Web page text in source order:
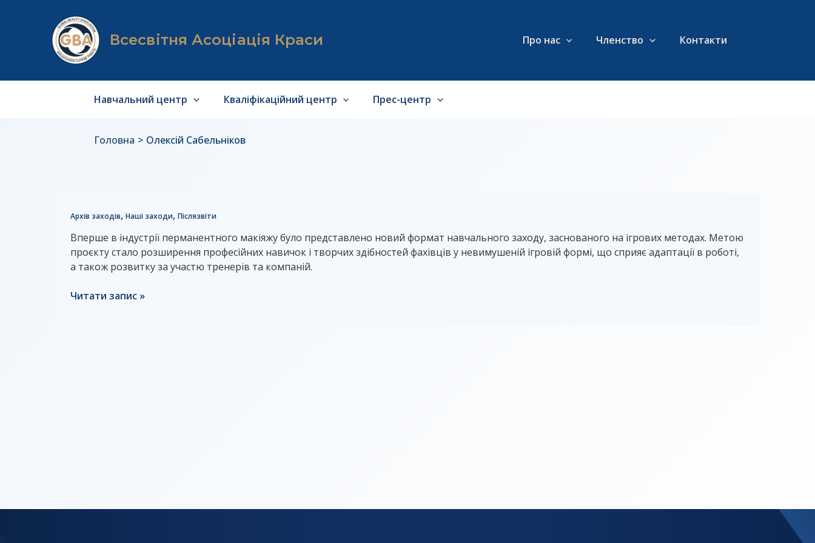
Всесвітня Асоціація Краси Про нас Членство Контакти
Навчальний центр Кваліфікаційний центр Прес-центр
Головна Олексій Сабельніков
Архів заходів, Наші заходи, Післязвіти
Вперше в індустрії перманентного макіяжу було представлено новий формат навчального заходу, заснованого на ігрових методах. Метою
проєкту стало розширення професійних навичок і творчих здібностей фахівців у невимушеній ігровій формі, що сприяє адаптації в роботі,
а також розвитку за участю тренерів та компаній.
“Битва
Читати запис »